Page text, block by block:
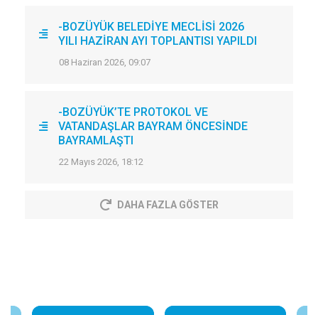
-BOZÜYÜK BELEDİYE MECLİSİ 2026
YILI HAZİRAN AYI TOPLANTISI YAPILDI
08 Haziran 2026, 09:07
-BOZÜYÜK’TE PROTOKOL VE
VATANDAŞLAR BAYRAM ÖNCESİNDE
BAYRAMLAŞTI
22 Mayıs 2026, 18:12
DAHA FAZLA GÖSTER